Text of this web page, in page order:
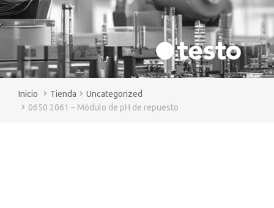
You are here:
Tienda
Uncategorized
0650 2061 – Módulo de pH de repuesto